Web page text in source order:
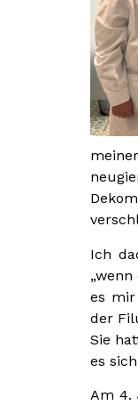
Ich
es mir
der
Sie
es
Am 4.